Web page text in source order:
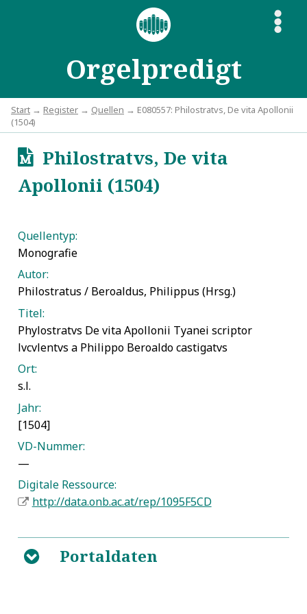
Orgelpredigt
S
Start → Register → Quellen → E080557: Philostratvs, De vita Apollonii
(1504)
uPhilostratvs, De vita
Apollonii (1504)
Quellentyp:
Monografie
Autor:
Philostratus / Beroaldus, Philippus (Hrsg.)
Titel:
Phylostratvs De vita Apollonii Tyanei scriptor
lvcvlentvs a Philippo Beroaldo castigatvs
Ort:
s.l.
Jahr:
[1504]
VD-Nummer:
—
Digitale Ressource:
http://data.onb.ac.at/rep/1095F5CD
B Portaldaten